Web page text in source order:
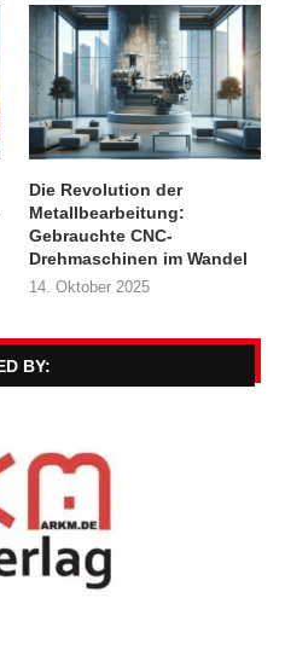
Die Revolution der
Metallbearbeitung:
Gebrauchte CNC-
Drehmaschinen im Wandel
14. Oktober 2025
BY: